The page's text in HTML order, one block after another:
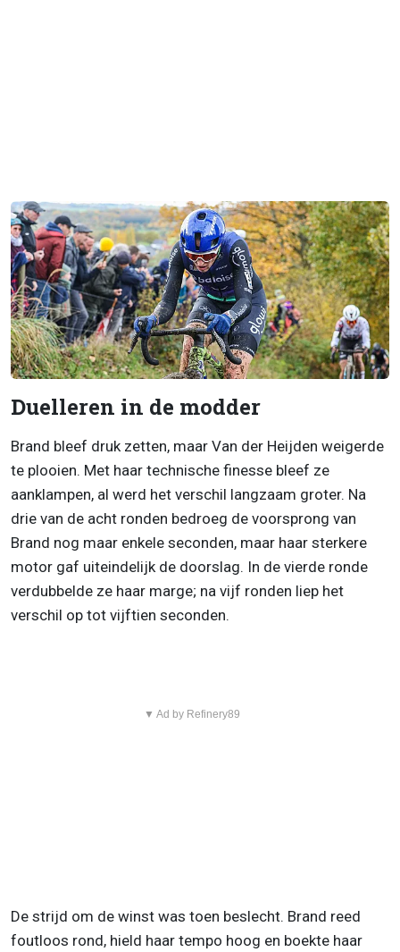
Duelleren in de modder
Brand bleef druk zetten, maar Van der Heijden weigerde
te plooien. Met haar technische finesse bleef ze
aanklampen, al werd het verschil langzaam groter. Na
drie van de acht ronden bedroeg de voorsprong van
Brand nog maar enkele seconden, maar haar sterkere
motor gaf uiteindelijk de doorslag. In de vierde ronde
verdubbelde ze haar marge; na vijf ronden liep het
verschil op tot vijftien seconden.
▼ Ad by Refinery89
De strijd om de winst was toen beslecht. Brand reed
foutloos rond, hield haar tempo hoog en boekte haar